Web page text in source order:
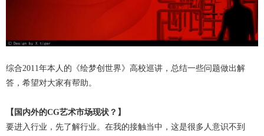
综合2011年本人的《绘梦创世界》高校巡讲，总结一些问题做出解
答，希望对大家有帮助。
【国内外的CG艺术市场现状？】
要进入行业，先了解行业。在我的接触当中，这是很多人意识不到